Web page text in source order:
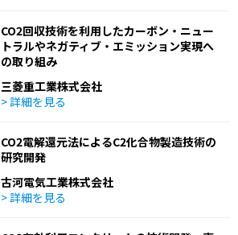
CO2回収技術を利用したカーボン・ニュー
トラルやネガティブ・エミッション実現へ
の取り組み
三菱重工業株式会社
> 詳細を見る
CO2電解還元法によるC2化合物製造技術の
研究開発
古河電気工業株式会社
> 詳細を見る